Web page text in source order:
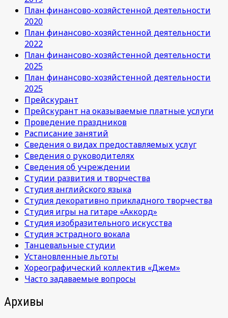
План финансово-хозяйстенной деятельности
2020
План финансово-хозяйстенной деятельности
2022
План финансово-хозяйстенной деятельности
2025
План финансово-хозяйстенной деятельности
2025
Прейскурант
Прейскурант на оказываемые платные услуги
Проведение праздников
Расписание занятий
Сведения о видах предоставляемых услуг
Сведения о руководителях
Сведения об учреждении
Студии развития и творчества
Студия английского языка
Студия декоративно прикладного творчества
Студия игры на гитаре «Аккорд»
Студия изобразительного искусства
Студия эстрадного вокала
Танцевальные студии
Установленные льготы
Хореографический коллектив «Джем»
Часто задаваемые вопросы
Архивы